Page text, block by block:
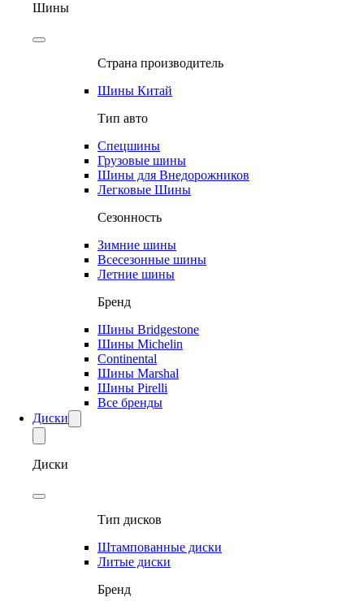
Шины
Страна производитель
Шины Китай
Тип авто
Спецшины
Грузовые шины
Шины для Внедорожников
Легковые Шины
Сезонность
Зимние шины
Всесезонные шины
Летние шины
Бренд
Шины Bridgestone
Шины Michelin
Continental
Шины Marshal
Шины Pirelli
Все бренды
Диски
Диски
Тип дисков
Штампованные диски
Литые диски
Бренд